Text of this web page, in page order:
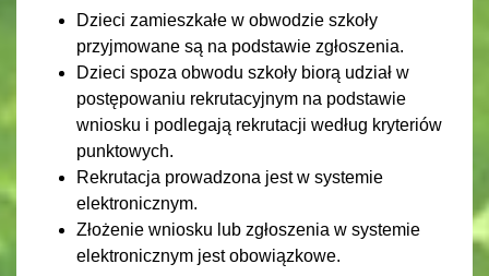
Dzieci zamieszkałe w obwodzie szkoły
przyjmowane są na podstawie zgłoszenia.
Dzieci spoza obwodu szkoły biorą udział w
postępowaniu rekrutacyjnym na podstawie
wniosku i podlegają rekrutacji według kryteriów
punktowych.
Rekrutacja prowadzona jest w systemie
elektronicznym.
Złożenie wniosku lub zgłoszenia w systemie
elektronicznym jest obowiązkowe.